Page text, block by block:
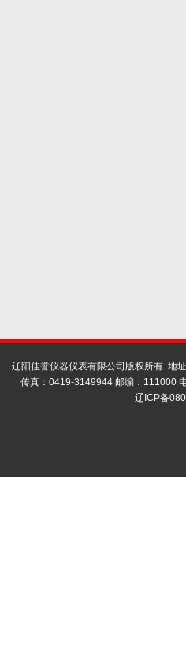
辽阳佳誉仪器仪表有限公司版权所有 地
传真：0419-3149944 邮编：111000
辽ICP备